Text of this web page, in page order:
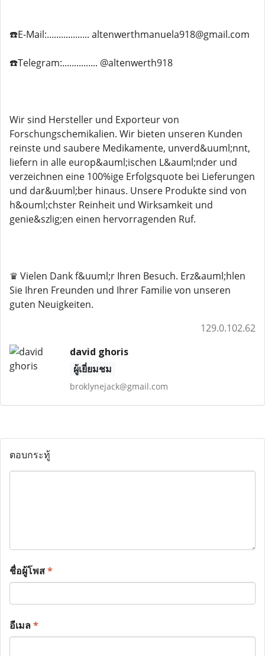
☎️E-Mail:.................. altenwerthmanuela918@gmail.com
☎️Telegram:............... @altenwerth918
Wir sind Hersteller und Exporteur von
Forschungschemikalien. Wir bieten unseren Kunden
reinste und saubere Medikamente, unverd&uuml;nnt,
liefern in alle europ&auml;ischen L&auml;nder und
verzeichnen eine 100%ige Erfolgsquote bei Lieferungen
und dar&uuml;ber hinaus. Unsere Produkte sind von
h&ouml;chster Reinheit und Wirksamkeit und
genie&szlig;en einen hervorragenden Ruf.
♛ Vielen Dank f&uuml;r Ihren Besuch. Erz&auml;hlen
Sie Ihren Freunden und Ihrer Familie von unseren
guten Neuigkeiten.
129.0.102.62
david ghoris
ผู้เยี่ยมชม
broklynejack@gmail.com
ตอบกระทู้
ชื่อผู้โพส*
อีเมล*